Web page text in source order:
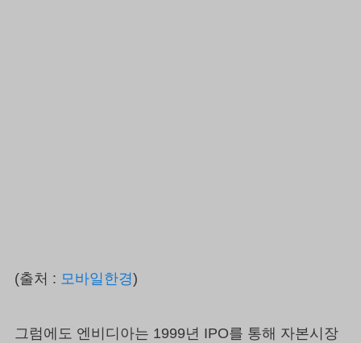
(출처 : 모바일한경)
그럼에도 엔비디아는 1999년 IPO를 통해 자본시장